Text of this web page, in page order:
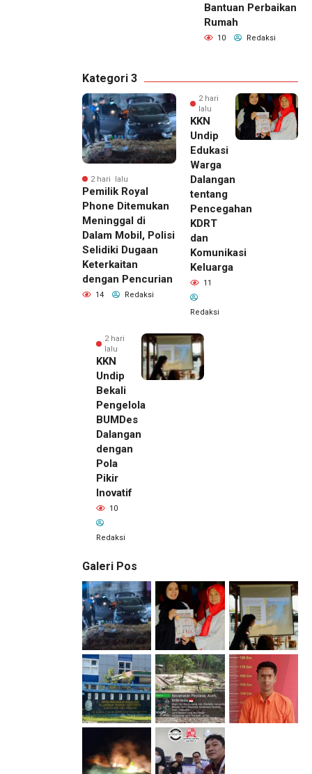
Bantuan Perbaikan
Rumah
10 Redaksi
Kategori 3
2 hari lalu
Pemilik Royal
Phone Ditemukan
Meninggal di
Dalam Mobil, Polisi
Selidiki Dugaan
Keterkaitan
dengan Pencurian
14 Redaksi
2 hari
lalu
KKN
Undip
Edukasi
Warga
Dalangan
tentang
Pencegahan
KDRT
dan
Komunikasi
Keluarga
11
Redaksi
2 hari
lalu
KKN
Undip
Bekali
Pengelola
BUMDes
Dalangan
dengan
Pola
Pikir
Inovatif
10
Redaksi
Galeri Pos
2 hari lalu